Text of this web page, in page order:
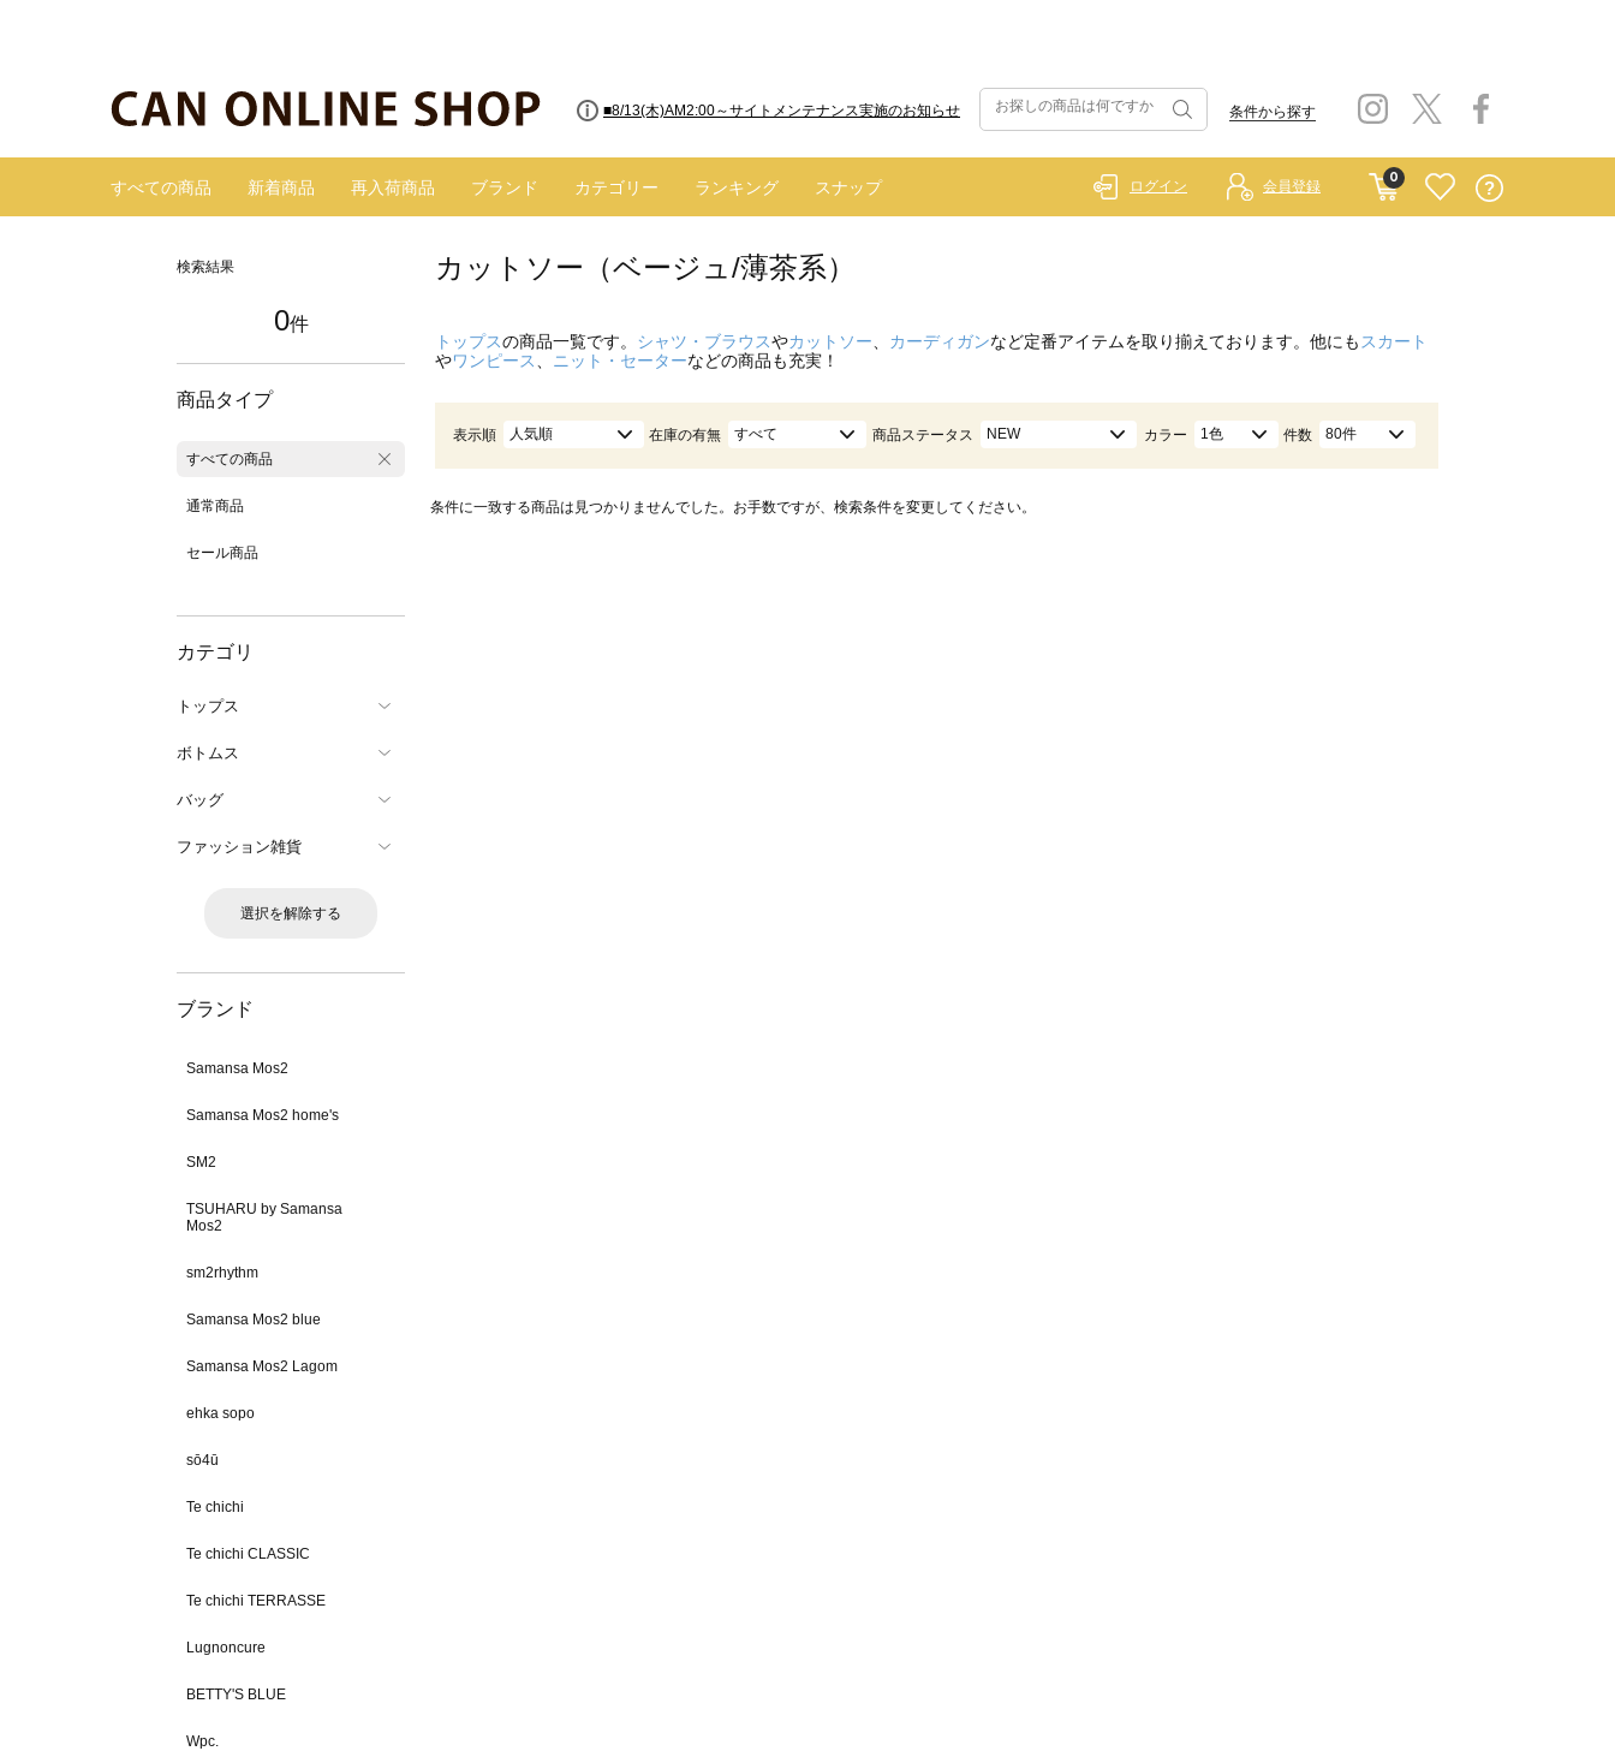
■8/13(木)AM2:00～サイトメンテナンス実施のお知らせ 条件から探す
すべての商品 新着商品 再入荷商品 ブランド カテゴリー ランキング スナップ
0
ログイン 会員登録
検索結果
0件
商品タイプ
すべての商品
通常商品
セール商品
カテゴリ
トップス
ボトムス
バッグ
ファッション雑貨
選択を解除する
ブランド
Samansa Mos2
Samansa Mos2 home's
SM2
TSUHARU by Samansa
Mos2
sm2rhythm
Samansa Mos2 blue
Samansa Mos2 Lagom
ehka sopo
sō4ū
Te chichi
Te chichi CLASSIC
Te chichi TERRASSE
Lugnoncure
BETTY'S BLUE
Wpc.
カットソー（ベージュ/薄茶系）
トップスの商品一覧です。 シャツ・ブラウスやカットソー カーディガンなど定番アイテムを取り揃えております。他にも スカート
やワンピース ニット・セーターなどの商品も充実！
表示順 人気順 在庫の有無 すべて 商品ステータス NEW カラー 1色 件数 80件
条件に一致する商品は見つかりませんでした。お手数ですが、検索条件を変更してください。